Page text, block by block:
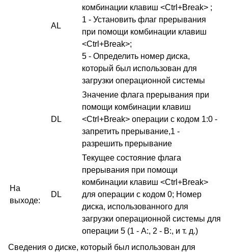
AL
комбинации клавиш <Ctrl+Break> ;
1 - Установить флаг прерывания
при помощи комбинации клавиш
<Ctrl+Break>;
5 - Определить номер диска,
который был использован для
загрузки операционной системы
DL
Значение флага прерывания при
помощи комбинации клавиш
<Ctrl+Break> операции с кодом 1:0 -
запретить прерывание,1 -
разрешить прерывание
На
выходе:
DL
Текущее состояние флага
прерывания при помощи
комбинации клавиш <Ctrl+Break>
для операции с кодом 0; Номер
диска, использованного для
загрузки операционной системы для
операции 5 (1 - А:, 2 - В:, и т. д.)
Сведения о диске, который был использован для